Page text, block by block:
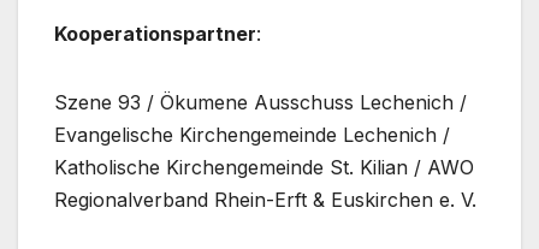
Kooperationspartner:
Szene 93 / Ökumene Ausschuss Lechenich /
Evangelische Kirchengemeinde Lechenich /
Katholische Kirchengemeinde St. Kilian / AWO
Regionalverband Rhein-Erft & Euskirchen e. V.